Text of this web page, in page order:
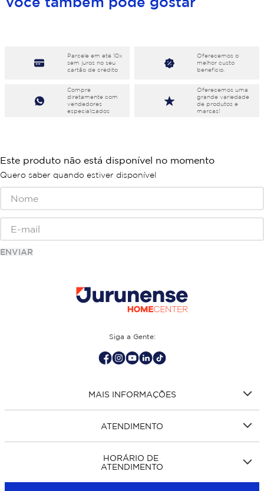
Parcele em eté 10x
sem juros no seu
cartão de crédito
Oferecemos o
melhor custo
benefício.
Compre
diretamente com
vendedores
especializados
Oferecemos uma
grande variedade
de produtos e
marcas!
Este produto não está disponível no momento
Quero saber quando estiver disponível
ENVIAR
Siga a Gente:
MAIS INFORMAÇÕES
ATENDIMENTO
HORÁRIO DE
ATENDIMENTO